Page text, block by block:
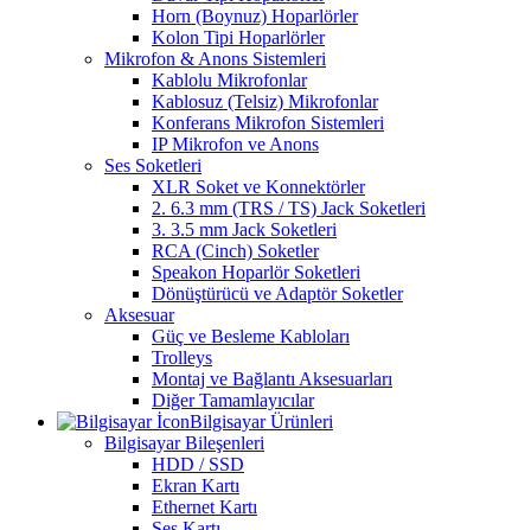
Horn (Boynuz) Hoparlörler
Kolon Tipi Hoparlörler
Mikrofon & Anons Sistemleri
Kablolu Mikrofonlar
Kablosuz (Telsiz) Mikrofonlar
Konferans Mikrofon Sistemleri
IP Mikrofon ve Anons
Ses Soketleri
XLR Soket ve Konnektörler
2. 6.3 mm (TRS / TS) Jack Soketleri
3. 3.5 mm Jack Soketleri
RCA (Cinch) Soketler
Speakon Hoparlör Soketleri
Dönüştürücü ve Adaptör Soketler
Aksesuar
Güç ve Besleme Kabloları
Trolleys
Montaj ve Bağlantı Aksesuarları
Diğer Tamamlayıcılar
Bilgisayar Ürünleri
Bilgisayar Bileşenleri
HDD / SSD
Ekran Kartı
Ethernet Kartı